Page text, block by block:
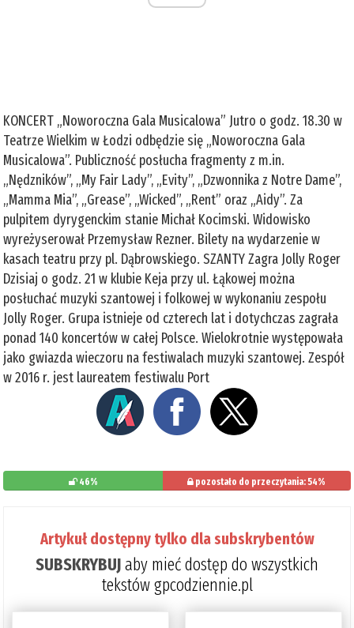
KONCERT „Noworoczna Gala Musicalowa” Jutro o godz. 18.30 w
Teatrze Wielkim w Łodzi odbędzie się „Noworoczna Gala
Musicalowa”. Publiczność posłucha fragmenty z m.in.
„Nędzników”, „My Fair Lady”, „Evity”, „Dzwonnika z Notre Dame”,
„Mamma Mia”, „Grease”, „Wicked”, „Rent” oraz „Aidy”. Za
pulpitem dyrygenckim stanie Michał Kocimski. Widowisko
wyreżyserował Przemysław Rezner. Bilety na wydarzenie w
kasach teatru przy pl. Dąbrowskiego. SZANTY Zagra Jolly Roger
Dzisiaj o godz. 21 w klubie Keja przy ul. Łąkowej można
posłuchać muzyki szantowej i folkowej w wykonaniu zespołu
Jolly Roger. Grupa istnieje od czterech lat i dotychczas zagrała
ponad 140 koncertów w całej Polsce. Wielokrotnie występowała
jako gwiazda wieczoru na festiwalach muzyki szantowej. Zespół
w 2016 r. jest laureatem festiwalu Port
46% pozostało do przeczytania: 54%
Artykuł dostępny tylko dla subskrybentów
SUBSKRYBUJaby mieć dostęp do wszystkich
tekstów gpcodziennie.pl